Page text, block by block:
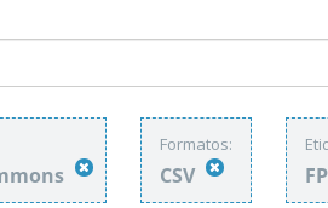
Formatos:
CSV